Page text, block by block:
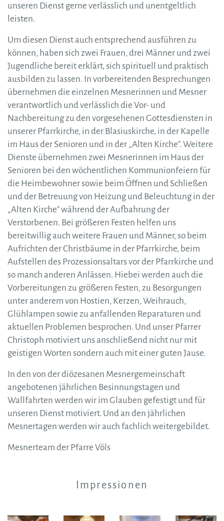
unseren Dienst gerne verlässlich und unentgeltlich
leisten.
Um diesen Dienst auch entsprechend ausführen zu
können, haben sich zwei Frauen, drei Männer und zwei
Jugendliche bereit erklärt, sich spirituell und praktisch
ausbilden zu lassen. In vorbereitenden Besprechungen
übernehmen die einzelnen Mesnerinnen und Mesner
verantwortlich und verlässlich die Vor- und
Nachbereitung zu den vorgesehenen Gottesdiensten in
unserer Pfarrkirche, in der Blasiuskirche, in der Kapelle
im Haus der Senioren und in der „Alten Kirche". Weitere
Dienste übernehmen zwei Mesnerinnen im Haus der
Senioren bei den wöchentlichen Kommunionfeiern für
die Heimbewohner sowie beim Öffnen und Schließen
und der Betreuung von Heizung und Beleuchtung in der
„Alten Kirche" während der Aufbahrung der
Verstorbenen. Bei größeren Festen helfen uns
bereitwillig auch weitere Frauen und Männer, so beim
Aufrichten der Christbäume in der Pfarrkirche, beim
Aufstellen des Prozessionsaltars vor der Pfarrkirche und
so manch anderen Anlässen. Hiebei werden auch die
Vorbereitungen zu größeren Festen, zu Besorgungen
unter anderem von Hostien, Kerzen, Weihrauch,
Glühlampen sowie zu anfallenden Reparaturen und
aktuellen Problemen besprochen. Und unser Pfarrer
Christoph motiviert uns anschließend nicht nur mit
geistigen Worten sondern auch mit einer guten Jause.
In den von der diözesanen Mesnergemeinschaft
angebotenen jährlichen Besinnungstagen und
Wallfahrten werden wir im Glauben gefestigt und für
unseren Dienst motiviert. Und an den jährlichen
Mesnertagen werden wir auch fachlich weitergebildet.
Mesnerteam der Pfarre Völs
Impressionen